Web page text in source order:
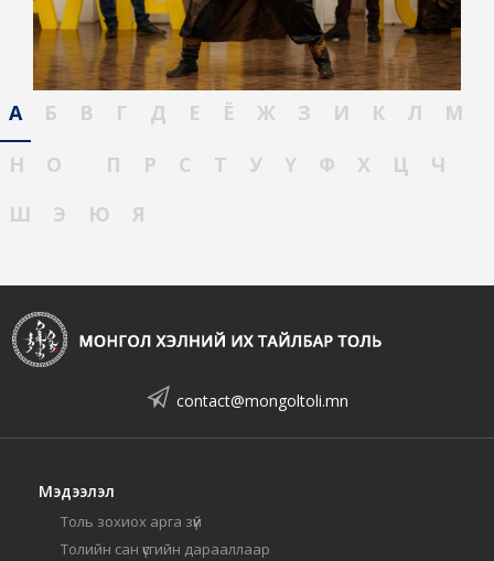
А Б В Г Д Е Ё Ж З И К Л
М
Н
О П Р С Т У Ү Ф Х Ц
Ч
Ш
Э Ю Я
contact@mongoltoli.mn
Мэдээлэл
Толь зохиох арга зүй
Толийн сан үсгийн дарааллаар